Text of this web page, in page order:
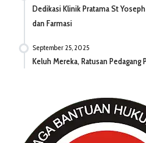
Dedikasi Klinik Pratama St
dan Farmasi
September 25, 2025
Keluh Mereka, Ratusan